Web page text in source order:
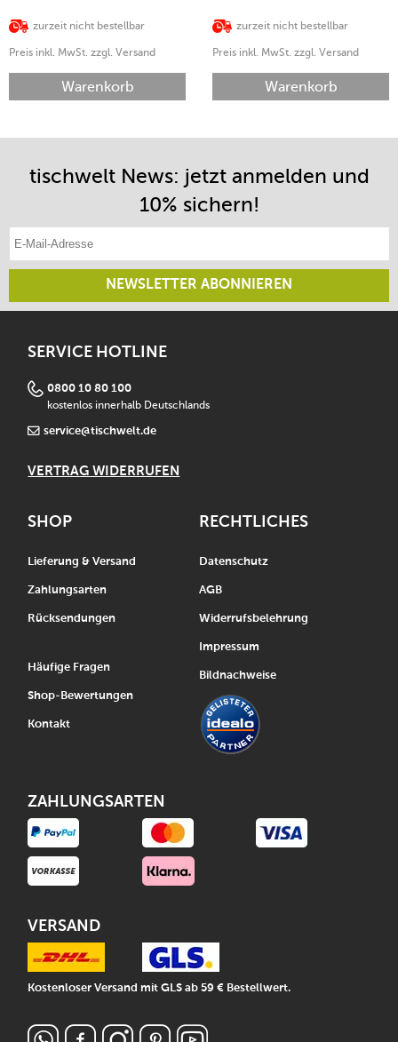
zurzeit nicht bestellbar
Preis inkl. MwSt. zzgl. Versand
Warenkorb
zurzeit nicht bestellbar
Preis inkl. MwSt. zzgl. Versand
Warenkorb
tischwelt News: jetzt anmelden und
10% sichern!
NEWSLETTER ABONNIEREN
SERVICE HOTLINE
0800 10 80 100
kostenlos innerhalb Deutschlands
service@tischwelt.de
VERTRAG WIDERRUFEN
SHOP
Lieferung & Versand
Zahlungsarten
Rücksendungen
Häufige Fragen
Shop-Bewertungen
Kontakt
RECHTLICHES
Datenschutz
AGB
Widerrufsbelehrung
Impressum
Bildnachweise
ZAHLUNGSARTEN
VERSAND
Kostenloser Versand mit GLS ab 59 € Bestellwert.